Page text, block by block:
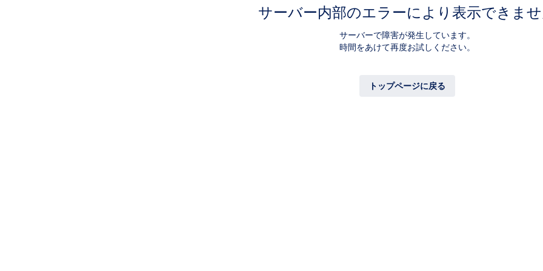
サーバー内部のエラーにより表示できま
サーバーで障害が発生しています。
時間をあけて再度お試しください。
トップページに戻る